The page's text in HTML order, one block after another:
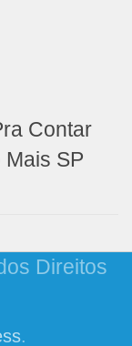
Contar
SP
Direitos
.